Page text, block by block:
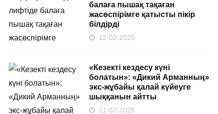
балаға пышақ тақаған
жасөспірімге қатысты пікір
білдірді
12-02-2025
«Кезекті кездесу күні
болатын»: «Дикий Арманның»
экс-жұбайы қалай күйеуге
шыққанын айтты
11-02-2025